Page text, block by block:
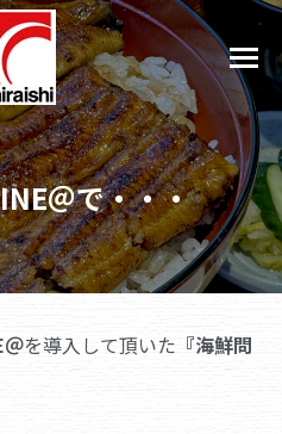
＠で・・・
＠を導入して頂いた 『海鮮問